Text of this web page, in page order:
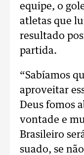
equipe, o
atletas que
resultado
partida.
“Sabíamos
aproveitar
Deus fomos
vontade e
Brasileiro
suado, se